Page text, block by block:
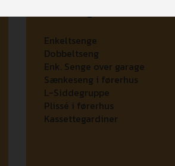
Enkeltsenge
Dobbeltseng
Enk. Senge over garage
Sænkeseng i førerhus
L-Siddegruppe
Plissé i førerhus
Kassettegardiner